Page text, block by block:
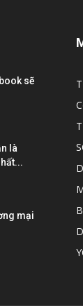
sẽ
là
mại